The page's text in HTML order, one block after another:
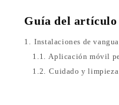
Guía del artículo
1. Instalaciones de
1.1. Aplicación móvil
1.2. Cuidado y limpieza